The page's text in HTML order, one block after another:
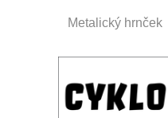
Metalický hrnček